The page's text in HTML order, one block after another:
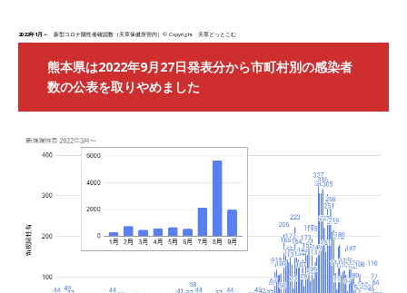
2022年1月～ 新型コロナ陽性者確認数（天草保健所管内）© Copyright 天草どっとこむ
熊本県は2022年9月27日発表分から市町村別の感染者
数の公表を取りやめました